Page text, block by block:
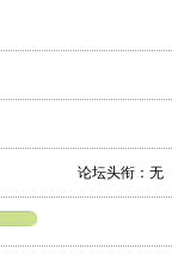
论坛头衔：无